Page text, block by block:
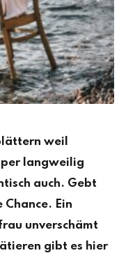
TRAVEL, MENTAL HEALTH
weil
langweilig
auch. Gebt
Chance. Ein
unverschämt
gibt es hier